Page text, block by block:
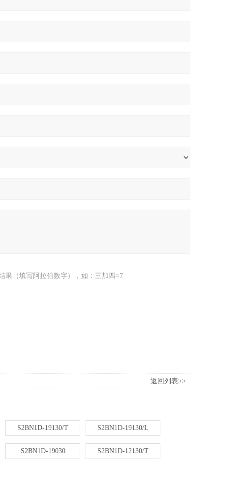
果（填写阿拉伯数字），如：三加四=7
返回列表>>
S2BN1D-19130/T S2BN1D-19130/L
S2BN1D-19030 S2BN1D-12130/T